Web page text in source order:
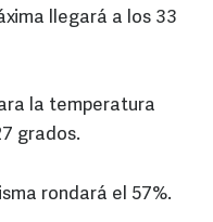
llegará a los 33
la temperatura
grados.
rondará el 57%.